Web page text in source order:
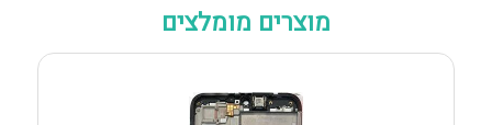
מוצרים מומלצים